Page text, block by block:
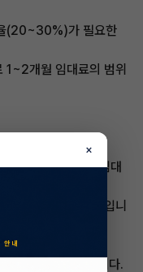
(20~30%)가 필요한
1~2개월 임대료의 범위
용으로 1~3개월 임대
임대료 1~2개월 분입니
인에 따라 달라집니다.
×